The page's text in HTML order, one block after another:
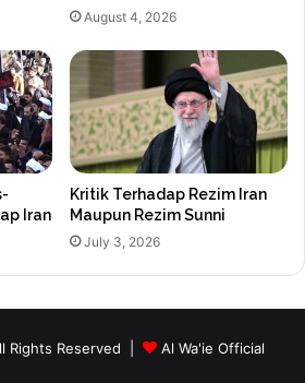
August 4, 2026
Iran
Kritik Terhadap Rezim Iran
Maupun Rezim Sunni
July 3, 2026
Rights Reserved | Al Wa'ie Official